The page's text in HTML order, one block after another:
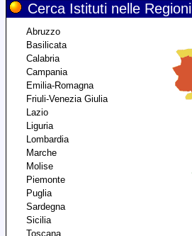
Cerca Istituti nelle Regioni
Abruzzo
Basilicata
Calabria
Campania
Emilia-Romagna
Friuli-Venezia Giulia
Lazio
Liguria
Lombardia
Marche
Molise
Piemonte
Puglia
Sardegna
Sicilia
Toscana